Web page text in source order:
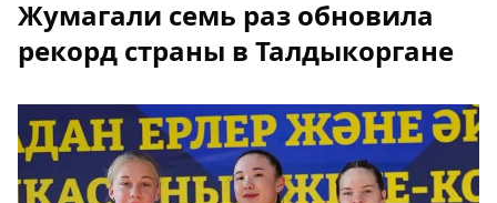
Жумагали семь раз обновила
рекорд страны в Талдыкоргане